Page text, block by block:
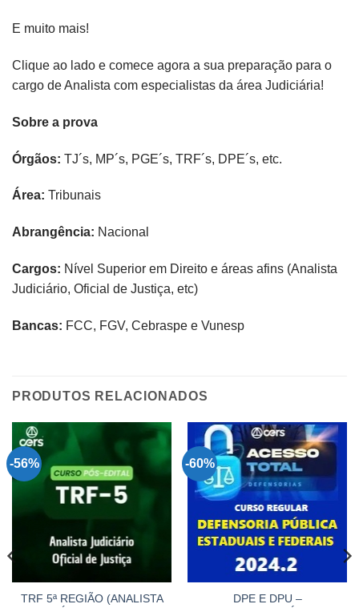
E muito mais!
Clique ao lado e comece agora a sua preparação para o
cargo de Analista com especialistas da área Judiciária!
Sobre a prova
Órgãos: TJ´s, MP´s, PGE´s, TRF´s, DPE´s, etc.
Área: Tribunais
Abrangência: Nacional
Cargos: Nível Superior em Direito e áreas afins (Analista
Judiciário, Oficial de Justiça, etc)
Bancas: FCC, FGV, Cebraspe e Vunesp​​
PRODUTOS RELACIONADOS
-56%
TRF 5ª REGIÃO (ANALISTA
-60%
DPE E DPU –